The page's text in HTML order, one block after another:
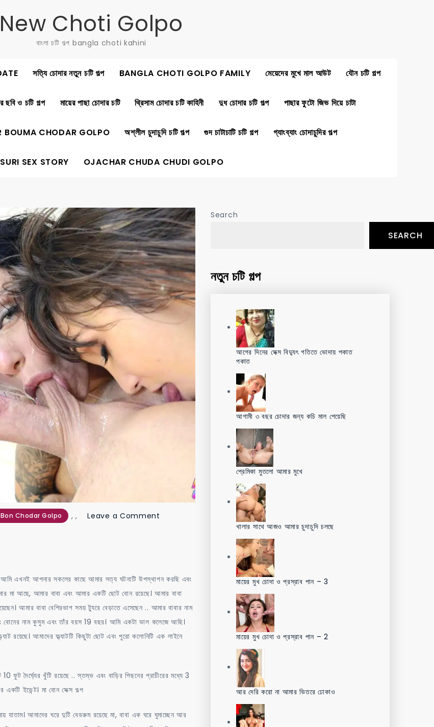
New Choti Golpo
বাংলা চটি গল্প bangla choti kahini
সত্যি চোদার নতুন চটি গল্প BANGLA CHOTI GOLPO FAMILY মেয়েদের মুখে মাল আউট যৌন চটি গল্প
ছবি ও চটি গল্প মায়ের পাছা চোদার চটি থ্রিসাম চোদার চটি কাহিনী দুধ চোদার চটি গল্প পাছার ফুটো জিভ দিয়ে চাটা
BOUMA CHODAR GOLPO অশ্লীল চুদাচুদি চটি গল্প গুদ চাটাচাটি চটি গল্প গ্যাংব্যাং চোদাচুদির গল্প
SEX STORY OJACHAR CHUDA CHUDI GOLPO
, ,
Chodar Golpo Leave a Comment
এখনই আপনার সকলের কাছে আমার সত্য ঘটনাটি উপস্থাপন করছি এবং
মা আছে, আমার বাবা এবং আমার একটি ছোট বোন রয়েছে। আমার বাবা
আমার বাবা বেশিরভাগ সময় ট্যুরে বেড়াতে এসেছেন .. আমার বাবার নাম
নাম কুসুম এবং তাঁর বয়স 19 বছর। আমি একটা ভাল কলেজে আছি।
রয়েছে। আমাদের ফ্ল্যাটটি কিছুটা ছোট এবং পুরো কলোনিটি এক লাইনে
​​ফুট দৈর্ঘ্যের খুঁটি রয়েছে .. স্তম্ভ এবং বাড়ির পিছনের প্রাচীরের মধ্যে 3
ইভেন্ট। মা বোন সেক্স গল্প
যাতাম। আমাদের ঘরে দুটি বেডরুম রয়েছে মা, বাবা এক ঘরে ঘুমাচ্ছেন আর
Search
SEARCH
নতুন চটি গল্প
আগের দিনের সেক্স বিদ্যুৎ গতিতে ভোদায় পকাত
পকাত
আগামী ৩ বছর চোদার জন্য কচি মাল পেয়েছি
প্রেমিকা মুতলো আমার মুখে
খালার সাথে আজও আমার চুদাচুদি চলছে
মায়ের মুখ চোদা ও প্রস্রাব পান – 3
মায়ের মুখ চোদা ও প্রস্রাব পান – 2
আর দেরি করো না আমার ভিতরে ঢোকাও